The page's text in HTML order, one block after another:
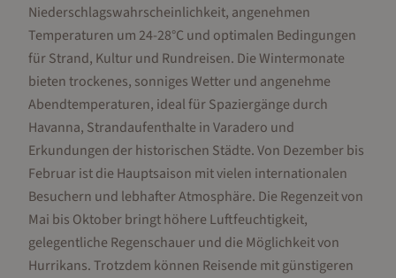
Niederschlagswahrscheinlichkeit, angenehmen
Temperaturen um 24-28°C und optimalen Bedingungen
für Strand, Kultur und Rundreisen. Die Wintermonate
bieten trockenes, sonniges Wetter und angenehme
Abendtemperaturen, ideal für Spaziergänge durch
Havanna, Strandaufenthalte in Varadero und
Erkundungen der historischen Städte. Von Dezember bis
Februar ist die Hauptsaison mit vielen internationalen
Besuchern und lebhafter Atmosphäre. Die Regenzeit von
Mai bis Oktober bringt höhere Luftfeuchtigkeit,
gelegentliche Regenschauer und die Möglichkeit von
Hurrikans. Trotzdem können Reisende mit günstigeren